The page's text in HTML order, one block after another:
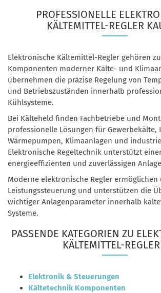
PROFESSIONELLE
KÄLTEMITTEL-REGLER
Elektronische Kältemittel-Regler gehören
Komponenten moderner Kälte- und
übernehmen die präzise Regelung von
und Betriebszuständen innerhalb
Kühlsysteme.
Bei Kälteheld finden Fachbetriebe und
professionelle Lösungen für Gewerbekälte,
Wärmepumpen, Klimaanlagen und
Elektronische Regeltechnik unterstützt
energieeffizienten und zuverlässigen
Moderne elektronische Regler
Leistungssteuerung und unterstützen die
wichtiger Anlagenparameter innerhalb
Systeme.
PASSENDE KATEGORIEN ZU
KÄLTEMITTEL-
Elektronik & Steuerungen
Kältetechnik Komponenten